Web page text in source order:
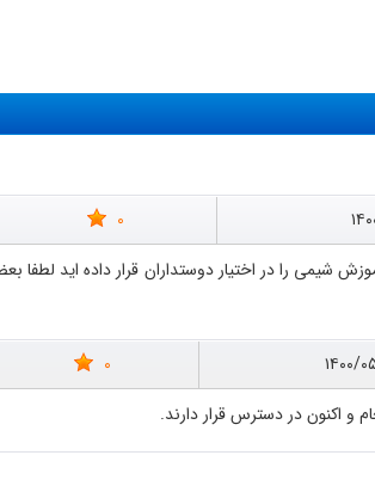
۱۵ 0
۰۵/۱۶ 0
و اکنون در دسترس قرار دارند.